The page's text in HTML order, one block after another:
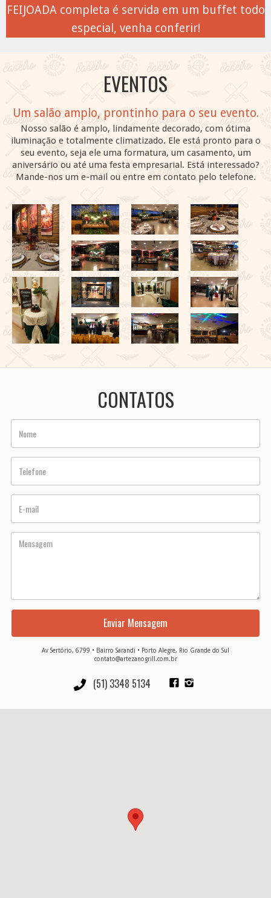
FEIJOADA completa é servida em um buffet todo
especial, venha conferir!
EVENTOS
Um salão amplo, prontinho para o seu evento.
Nosso salão é amplo, lindamente decorado, com ótima
iluminação e totalmente climatizado. Ele está pronto para o
seu evento, seja ele uma formatura, um casamento, um
aniversário ou até uma festa empresarial. Está interessado?
Mande-nos um e-mail ou entre em contato pelo telefone.
CONTATOS
Av Sertório, 6799 • Bairro Sarandi • Porto Alegre, Rio Grande do Sul
contato@artezanogrill.com.br
(51) 3348 5134